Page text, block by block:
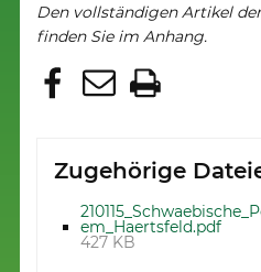
Den vollständigen Artikel
finden Sie im Anhang.
Zugehörige
em_Haertsfeld.pdf
427 KB